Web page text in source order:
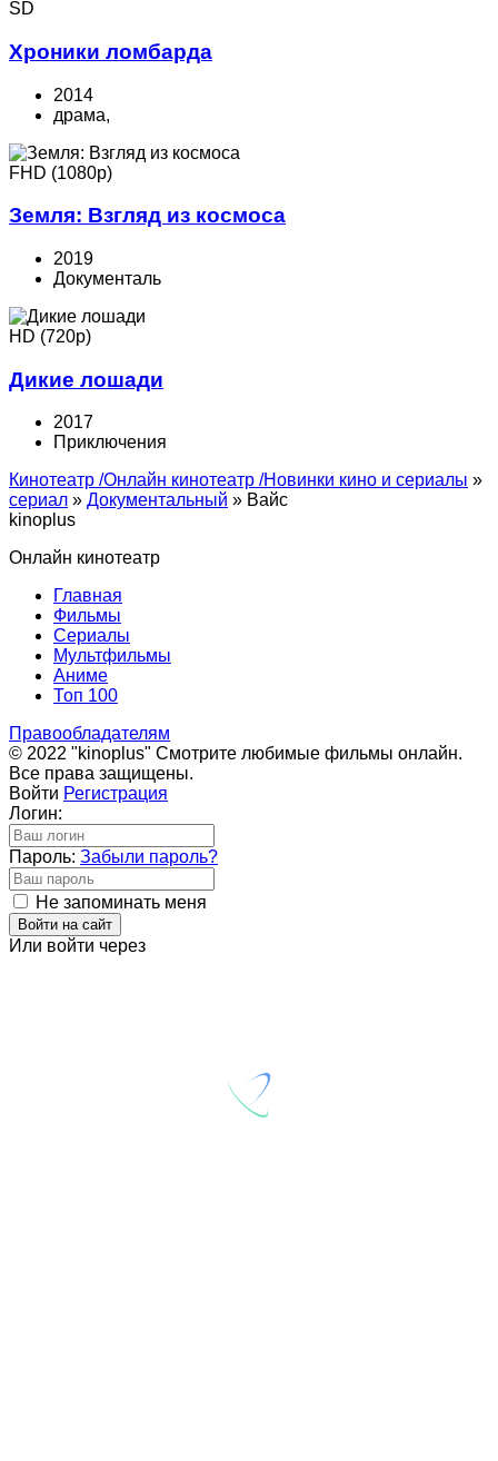
SD
Хроники ломбарда
2014
драма,
FHD (1080p)
Земля: Взгляд из космоса
2019
Документаль
HD (720p)
Дикие лошади
2017
Приключения
Кинотеатр /Онлайн кинотеатр /Новинки кино и сериалы »
cериал » Документальный » Вайс
kinoplus
Онлайн кинотеатр
Главная
Фильмы
Сериалы
Мультфильмы
Аниме
Топ 100
Правообладателям
© 2022 "kinoplus" Смотрите любимые фильмы онлайн.
Все права защищены.
Войти Регистрация
Логин:
Пароль: Забыли пароль?
Не запоминать меня
Войти на сайт
Или войти через